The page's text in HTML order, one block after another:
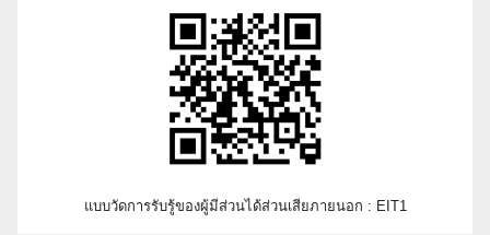
แบบวัดการรับรู้ของผู้มีส่วนได้ส่วนเสียภายนอก : EIT1